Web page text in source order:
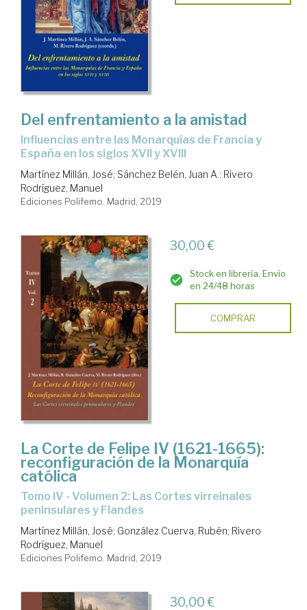
Del enfrentamiento a la amistad
España en los siglos XVII y XVIII
Martínez Millán, José; Sánchez Belén, Juan A.; Rivero
Rodríguez, Manuel
Ediciones Polifemo. Madrid, 2019
30,00 €
Stock en librería. Envío
en 24/48 horas
COMPRAR
La Corte de Felipe IV (1621-1665):
reconfiguración de la Monarquía
católica
Tomo IV - Volumen 2: Las Cortes virreinales
peninsulares y Flandes
Martínez Millán, José; González Cuerva, Rubén; Rivero
Rodríguez, Manuel
Ediciones Polifemo. Madrid, 2019
30,00 €